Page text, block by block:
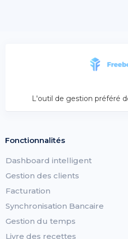
L'outil de gestion préféré
Fonctionnalités
Dashboard intelligent
Gestion des clients
Facturation
Synchronisation Bancaire
Gestion du temps
Livre des recettes